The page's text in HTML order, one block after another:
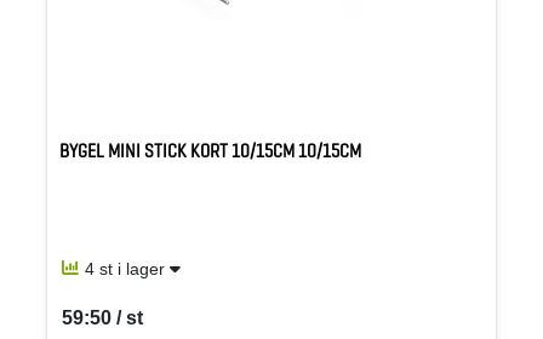
BYGEL MINI STICK KORT 10/15CM 10/15CM
4 st i lager
59:50 / st
SEK per ST